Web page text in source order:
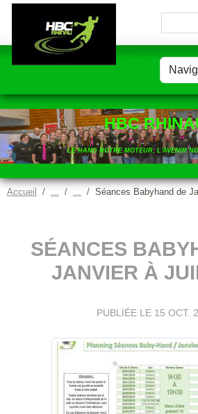
HBC
LE HAND NOTRE MOTEUR, L'AVENIR
Accueil Séances Babyhand de
SÉANCES
JANVIER À
PUBLIÉE LE 15 OCT.